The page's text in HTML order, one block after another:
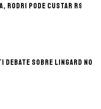
Rodri pode custar R$
debate sobre Lingard no